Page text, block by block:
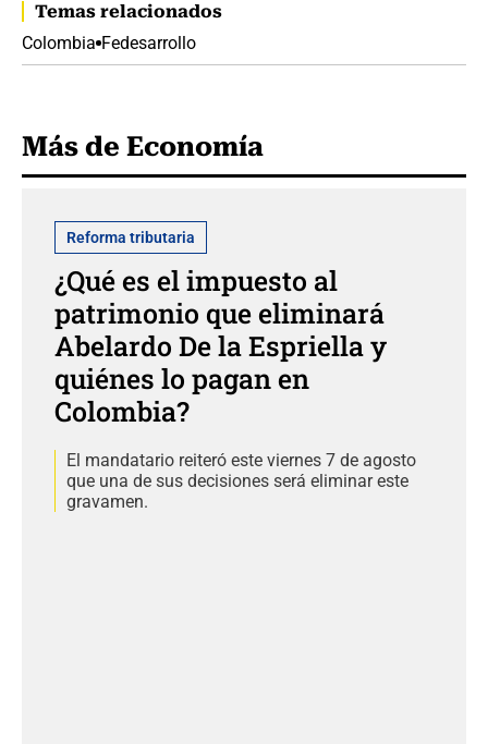
Temas relacionados
Colombia Fedesarrollo
Más de Economía
Reforma tributaria
¿Qué es el impuesto al
patrimonio que eliminará
Abelardo De la Espriella y
quiénes lo pagan en
Colombia?
El mandatario reiteró este viernes 7 de agosto
que una de sus decisiones será eliminar este
gravamen.